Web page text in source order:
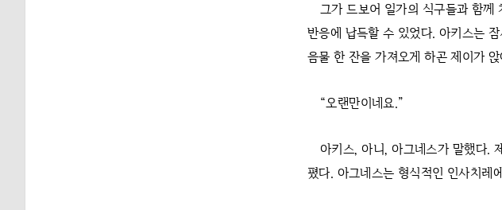
그가 드보어 일가의 식구들과 함께
반응에 납득할 수 있었다. 아키스는
음물 한 잔을 가져오게 하곤 제이가
“오랜만이네요.”
아키스, 아니, 아그네스가 말했다.
폈다. 아그네스는 형식적인 인사치레